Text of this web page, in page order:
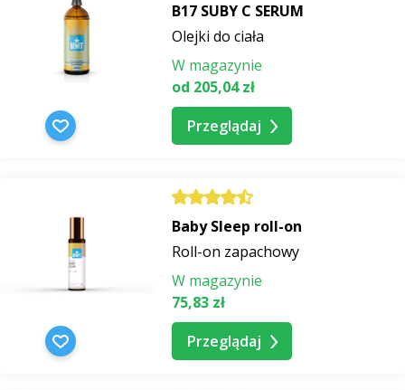
B17 SUBY C SERUM
Olejki do ciała
W magazynie
od 205,04 zł
Przeglądaj
Baby Sleep roll-on
Roll-on zapachowy
W magazynie
75,83 zł
Przeglądaj